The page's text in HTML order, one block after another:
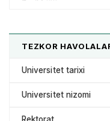
TEZKOR
Universitet tarixi
Universitet nizomi
Rektorat